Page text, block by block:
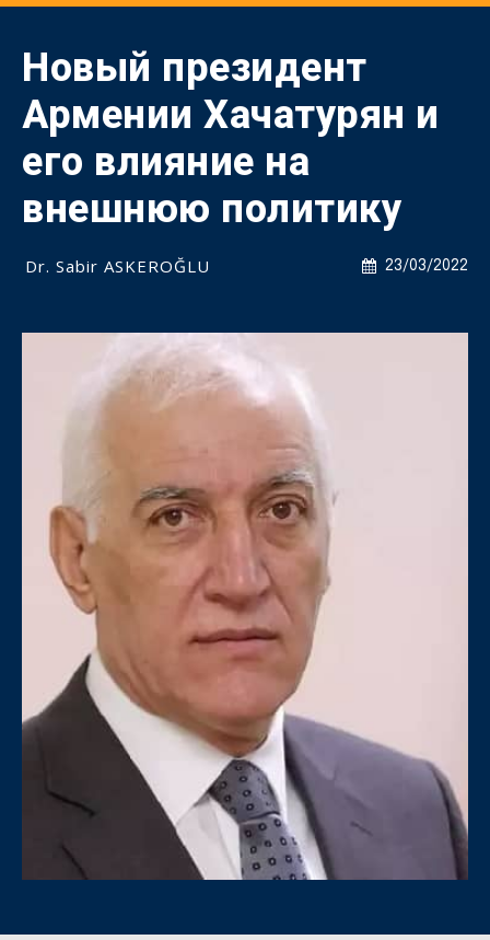
Новый президент
Армении Хачатурян и
его влияние на
внешнюю политику
23/03/2022
Dr. Sabir ASKEROĞLU